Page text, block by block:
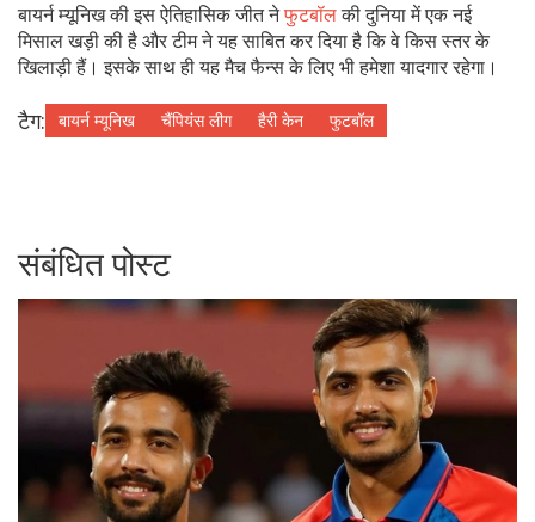
बायर्न म्यूनिख की इस ऐतिहासिक जीत नेफुटबॉलकी दुनिया में एक नई
मिसाल खड़ी की है और टीम ने यह साबित कर दिया है कि वे किस स्तर के
खिलाड़ी हैं। इसके साथ ही यह मैच फैन्स के लिए भी हमेशा यादगार रहेगा।
टैग: बायर्न म्यूनिख चैंपियंस लीग हैरी केन फुटबॉल
संबंधित पोस्ट